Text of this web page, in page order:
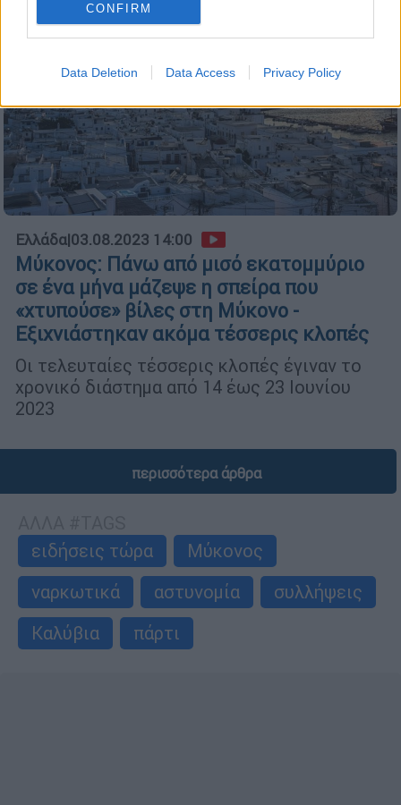
CONFIRM
Data Deletion Data Access Privacy Policy
Ελλάδα|03.08.2023 14:00
Μύκονος: Πάνω από μισό εκατομμύριο
σε ένα μήνα μάζεψε η σπείρα που
«χτυπούσε» βίλες στη Μύκονο -
Εξιχνιάστηκαν ακόμα τέσσερις κλοπές
Οι τελευταίες τέσσερις κλοπές έγιναν το
χρονικό διάστημα από 14 έως 23 Ιουνίου
2023
περισσότερα άρθρα
ειδήσεις τώρα
Μύκονος
ναρκωτικά
αστυνομία
συλλήψεις
Καλύβια
πάρτι